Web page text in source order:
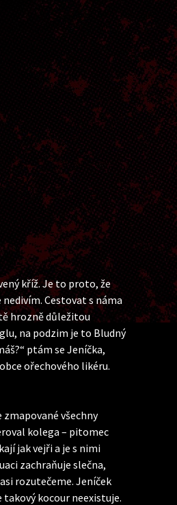
kříž. Je to proto, že
Cestovat s náma
hrozně důležitou
na podzim je to Bludný
ptám se Jeníčka,
ořechového likéru.
zmapované všechny
kolega – pitomec
jak vejři a je s nimi
zachraňuje slečna,
rozutečeme. Jeníček
kocour neexistuje.